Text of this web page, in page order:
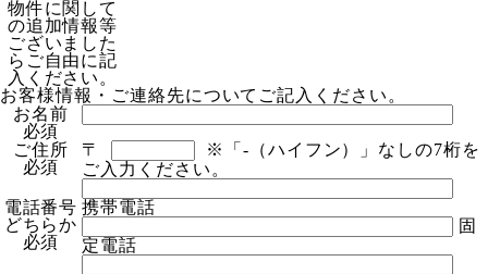
物件に関して
の追加情報等
ございました
らご自由に記
入ください。
お客様情報・ご連絡先についてご記入ください。
お名前
必須
ご住所
必須
〒
※「-（ハイフン）」なしの7桁を
ご入力ください。
電話番号
どちらか
必須
携帯電話
固
定電話